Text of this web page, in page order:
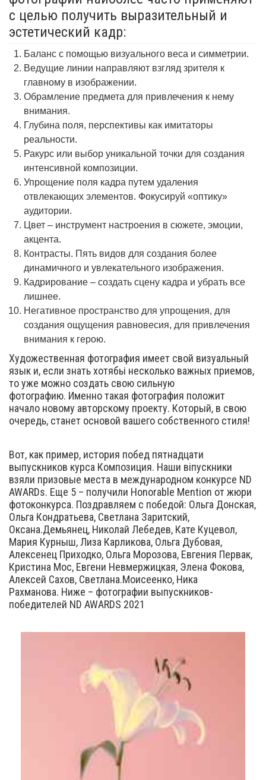
с целью получить выразительный и
эстетический кадр:
Баланс с помощью визуального веса и симметрии.
Ведущие линии направляют взгляд зрителя к
главному в изображении.
Обрамление предмета для привлечения к нему
внимания.
Глубина поля, перспективы как имитаторы
реальности.
Ракурс или выбор уникальной точки для создания
интенсивной композиции.
Упрощение поля кадра путем удаления
отвлекающих элементов. Фокусируй «оптику»
аудитории.
Цвет – инструмент настроения в сюжете, эмоции,
акцента.
Контрасты. Пять видов для создания более
динамичного и увлекательного изображения.
Кадрирование – создать сцену кадра и убрать все
лишнее.
Негативное пространство для упрощения, для
создания ощущения равновесия, для привлечения
внимания к герою.
Художественная фотография имеет свой визуальный
язык и, если знать хотябьі несколько важных приемов,
то уже можно создать свою сильную
фотографию. Именно такая фотография положит
начало новому авторскому проекту. Который, в свою
очередь, станет основой вашего собственного стиля!
Вот, как пример, история побед пятнадцати
выпускников курса Композиция. Наши віпускники
взяли призовые места в международном конкурсе ND
AWARDs. Еще 5 – получили Honorable Mention от жюри
фотоконкурса. Поздравляем с победой: Ольга Донская,
Ольга Кондратьева, Светлана Заритский,
Оксана.Демьянец, Николай Лебедев, Кате Куцевол,
Мария Курныш, Лиза Карликова, Ольга Дубовая,
Алексенец Приходко, Ольга Морозова, Евгения Первак,
Кристина Мос, Евгени Невмержицкая, Элена Фокова,
Алексей Сахов, Светлана.Моисеенко, Ника
Рахманова. Ниже – фотографии выпускников-
победителей ND AWARDS 2021